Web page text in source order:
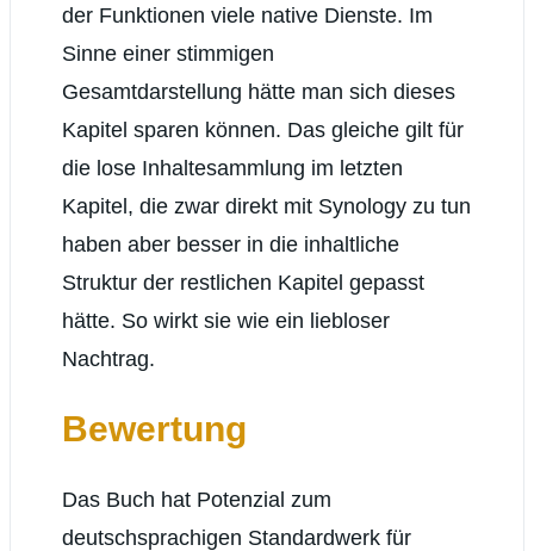
der Funktionen viele native Dienste. Im
Sinne einer stimmigen
Gesamtdarstellung hätte man sich dieses
Kapitel sparen können. Das gleiche gilt für
die lose Inhaltesammlung im letzten
Kapitel, die zwar direkt mit Synology zu tun
haben aber besser in die inhaltliche
Struktur der restlichen Kapitel gepasst
hätte. So wirkt sie wie ein liebloser
Nachtrag.
Bewertung
Das Buch hat Potenzial zum
deutschsprachigen Standardwerk für